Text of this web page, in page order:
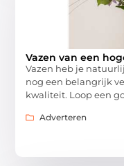
Vazen van een
Vazen heb je
nog een belangrijk
kwaliteit. Loop een
Adverteren